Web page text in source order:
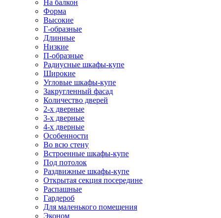
На балкон
Форма
Высокие
Г-образные
Длинные
Низкие
П-образные
Радиусные шкафы-купе
Широкие
Угловые шкафы-купе
Закругленный фасад
Количество дверей
2-х дверные
3-х дверные
4-х дверные
Особенности
Во всю стену
Встроенные шкафы-купе
Под потолок
Раздвижные шкафы-купе
Открытая секция посередине
Распашные
Гардероб
Для маленького помещения
Эконом